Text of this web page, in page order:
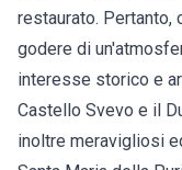
restaurato. Pertanto,
godere di
interesse storico e
Castello Svevo e il
inoltre meravigliosi